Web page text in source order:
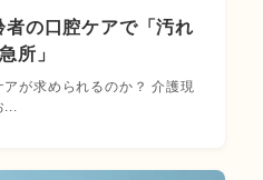
の口腔ケアで「汚れ
所」
が求められるのか？ 介護現
...